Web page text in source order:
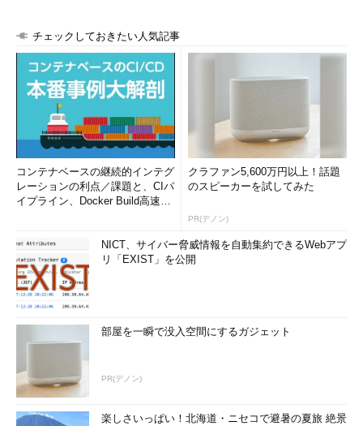
チェックしておきたい人気記事
コンテナベースの継続的インテグ
レーションの利点／課題と、CIパ
イプライン、Docker Build高速化
クラファン5,600万円以上！話題
のスピーカーを試してみた
PR(デノン)
NICT、サイバー脅威情報を自動集約できるWebアプ
リ「EXIST」を公開
部屋を一瞬で没入空間にするガジェット
PR(デノン)
楽しさいっぱい！北海道・ニセコで避暑の夏旅 絶景